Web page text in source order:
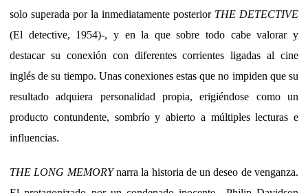
solo superada por la inmediatamente posterior THE DETECTIVE
(El detective, 1954)-, y en la que sobre todo cabe valorar y
destacar su conexión con diferentes corrientes ligadas al cine
inglés de su tiempo. Unas conexiones estas que no impiden que su
resultado adquiera personalidad propia, erigiéndose como un
producto contundente, sombrío y abierto a múltiples lecturas e
influencias.
THE LONG MEMORYnarra la historia de un deseo de venganza.